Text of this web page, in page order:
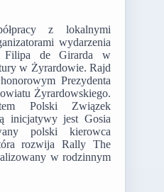
z lokalnymi
wydarzenia
Filipa de Girarda w
w Żyrardowie. Rajd
Prezydenta
Żyrardowskiego.
Polski Związek
inicjatywy jest Gosia
polski kierowca
rozwija Rally The
w rodzinnym